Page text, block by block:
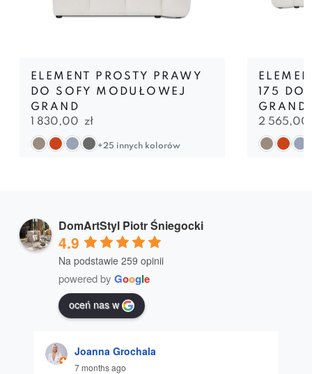
ELEMENT PROSTY PRAWY
DO SOFY MODUŁOWEJ
GRAND
1 830,00 zł
+25 innych kolorów
175
GRAND
2 565,00
DomArtStyl Piotr Śniegocki
4.9
Na podstawie 259 opinii
powered by Google
oceń nas w
Joanna Grochala
7 months ago